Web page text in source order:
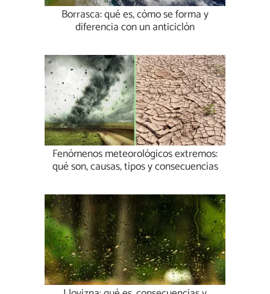
Borrasca: qué es, cómo se forma y
diferencia con un anticiclón
Fenómenos meteorológicos extremos:
qué son, causas, tipos y consecuencias